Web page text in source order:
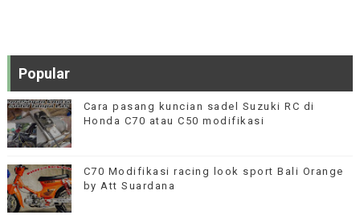
Popular
Cara pasang kuncian sadel Suzuki RC di
Honda C70 atau C50 modifikasi
C70 Modifikasi racing look sport Bali Orange
by Att Suardana